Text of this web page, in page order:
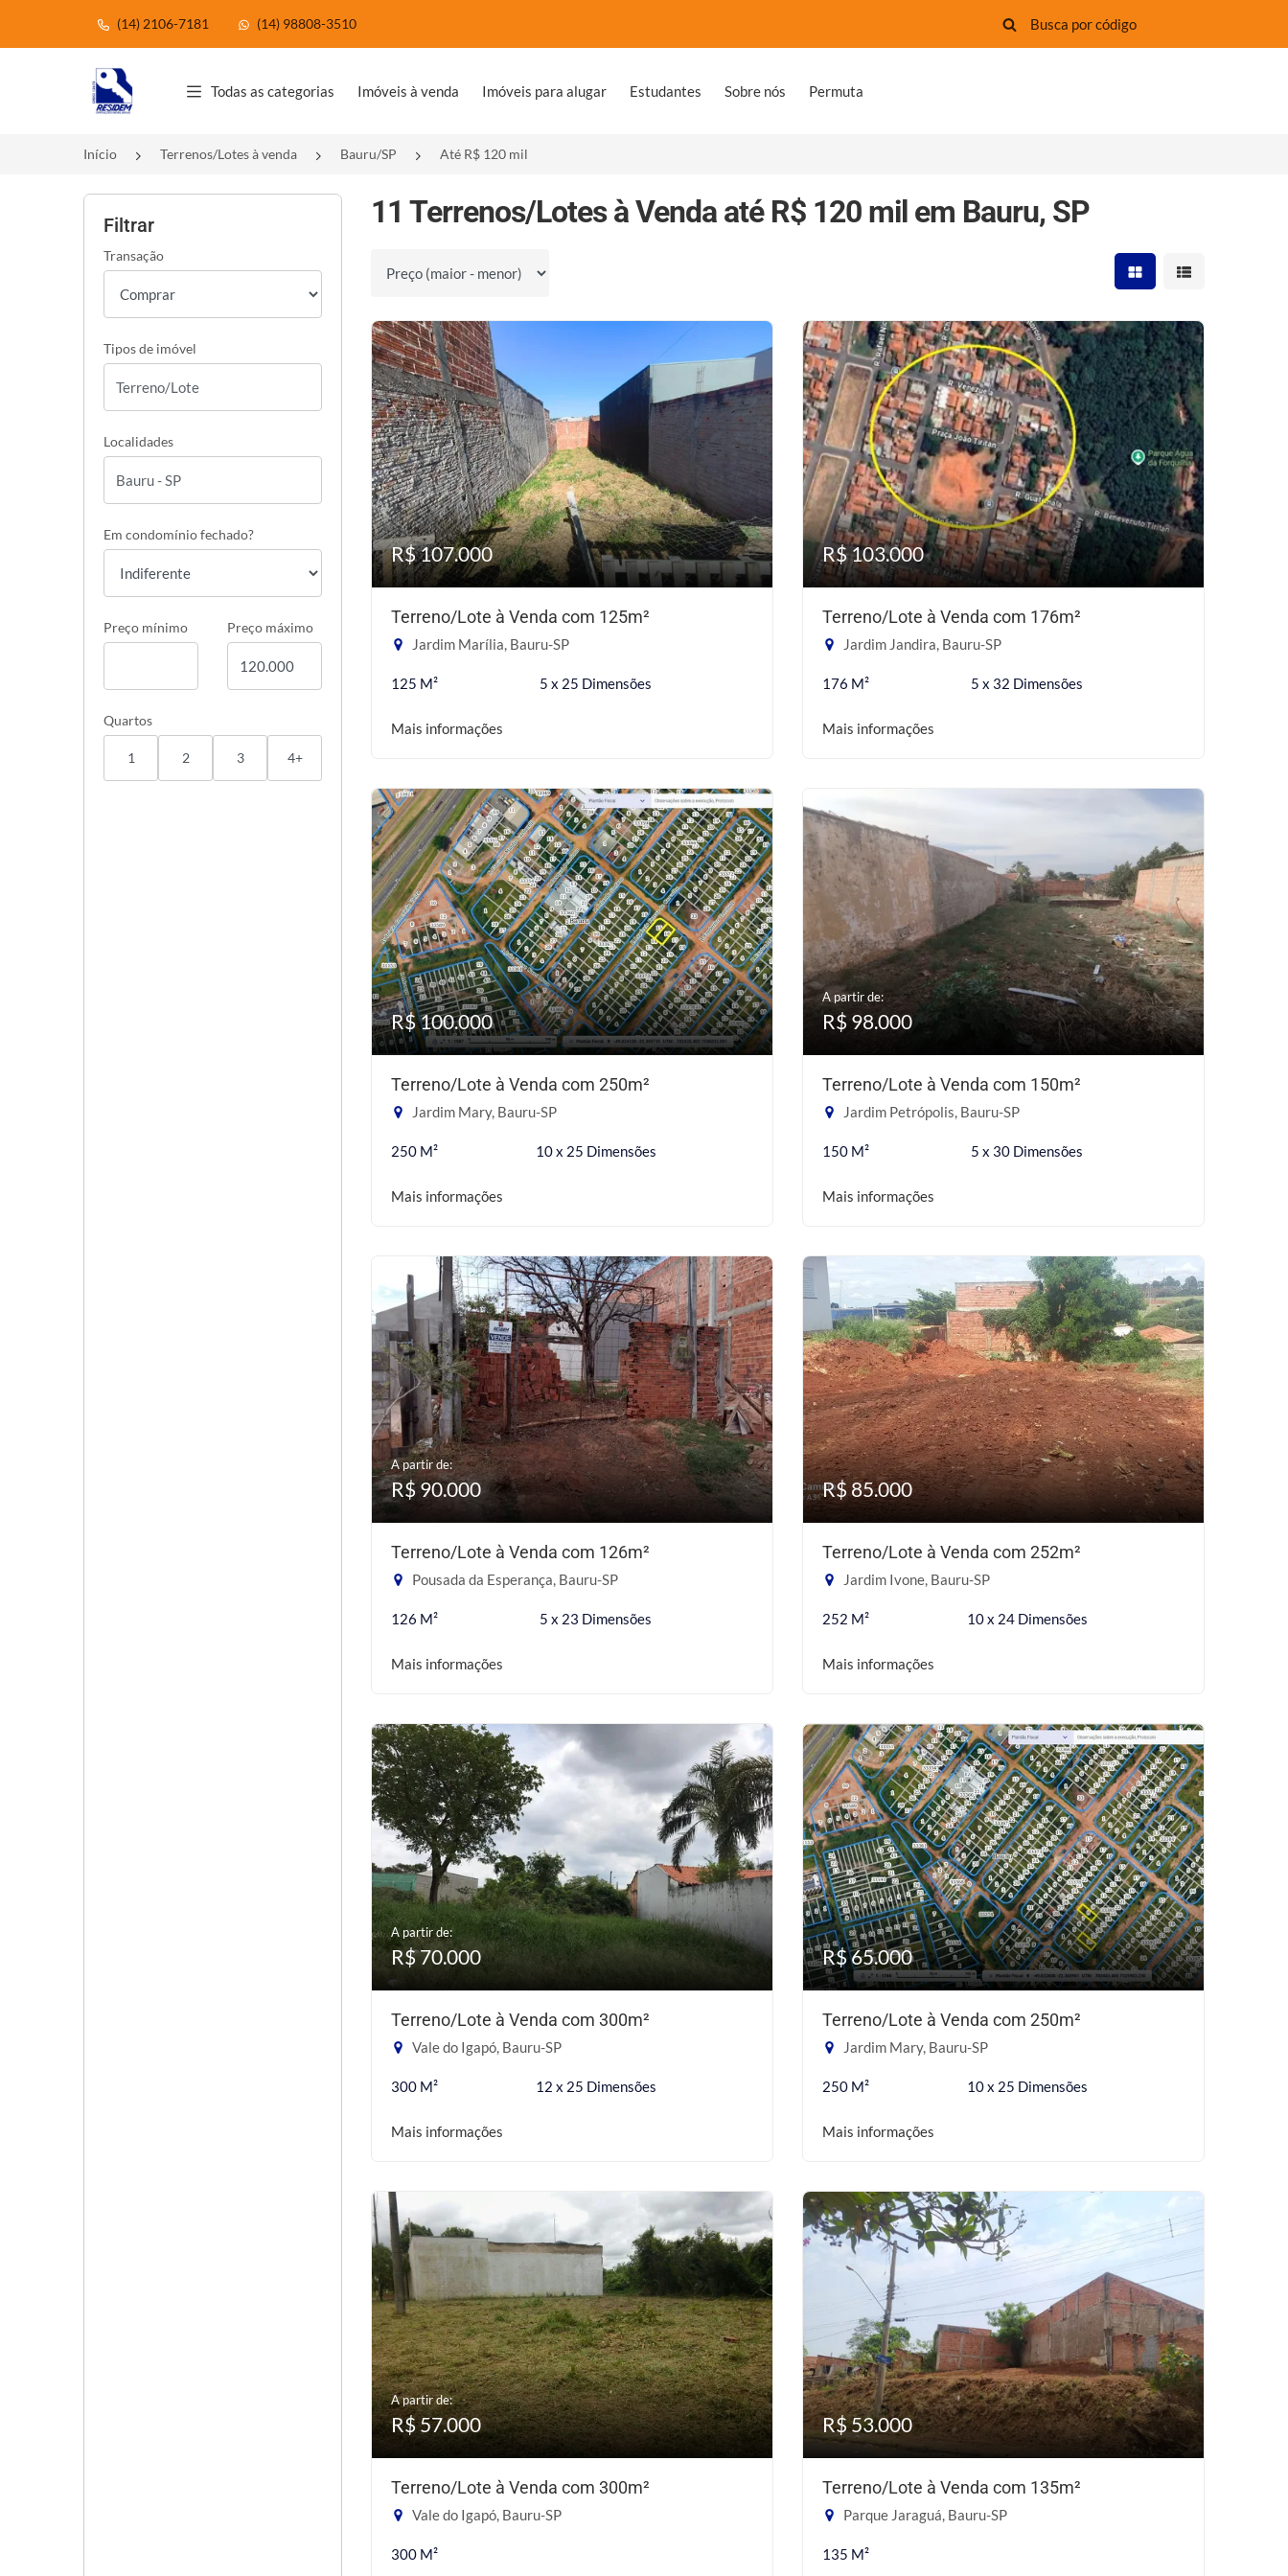
(14) 2106-7181 (14) 98808-3510
Página inicial
Todas as categorias Imóveis à venda Imóveis para alugar Estudantes Sobre nós Permuta
Início Terrenos/Lotes à venda Bauru/SP Até R$ 120 mil
Filtrar
Transação
Tipos de imóvel
Localidades
Em condomínio fechado?
Preço mínimo Preço máximo
Quartos
1 2 3 4+
11 Terrenos/Lotes à Venda até R$ 120 mil em Bauru, SP
Ordenar por Mostrar resultados em
Mostrar
R$ 107.000
Terreno/Lote à Venda com 125m²
Jardim Marília, Bauru-SP
125 M² 5 x 25 Dimensões
Mais informações
R$ 103.000
Terreno/Lote à Venda com 176m²
Jardim Jandira, Bauru-SP
176 M² 5 x 32 Dimensões
Mais informações
R$ 100.000
Terreno/Lote à Venda com 250m²
Jardim Mary, Bauru-SP
250 M² 10 x 25 Dimensões
Mais informações
A partir de:
R$ 98.000
Terreno/Lote à Venda com 150m²
Jardim Petrópolis, Bauru-SP
150 M² 5 x 30 Dimensões
Mais informações
A partir de:
R$ 90.000
Terreno/Lote à Venda com 126m²
Pousada da Esperança, Bauru-SP
126 M² 5 x 23 Dimensões
Mais informações
R$ 85.000
Terreno/Lote à Venda com 252m²
Jardim Ivone, Bauru-SP
252 M² 10 x 24 Dimensões
Mais informações
A partir de:
R$ 70.000
Terreno/Lote à Venda com 300m²
Vale do Igapó, Bauru-SP
300 M² 12 x 25 Dimensões
Mais informações
R$ 65.000
Terreno/Lote à Venda com 250m²
Jardim Mary, Bauru-SP
250 M² 10 x 25 Dimensões
Mais informações
A partir de:
R$ 57.000
Terreno/Lote à Venda com 300m²
Vale do Igapó, Bauru-SP
300 M²
R$ 53.000
Terreno/Lote à Venda com 135m²
Parque Jaraguá, Bauru-SP
135 M²